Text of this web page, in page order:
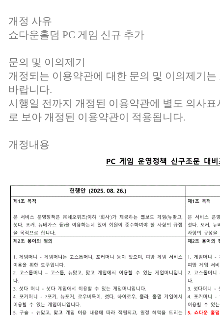
개정 사유
쇼다운홀덤 PC 게임 신규 추가
문의 및 이의제기
개정되는 이용약관에 대한 문의 및 이의제기
바랍니다.
시행일 전까지 개정된 이용약관에 별도 의사
로 보아 개정된 이용약관이 적용됩니다.
개정내용